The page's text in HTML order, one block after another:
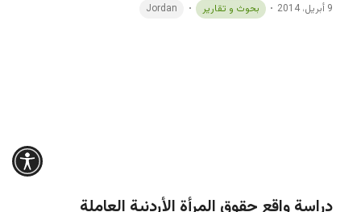
دراسة واقع حقوق المرأة الأردنية العاملة